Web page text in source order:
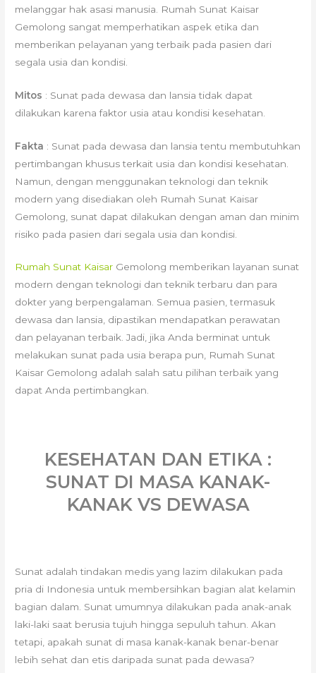
melanggar hak asasi manusia. Rumah Sunat Kaisar
Gemolong sangat memperhatikan aspek etika dan
memberikan pelayanan yang terbaik pada pasien dari
segala usia dan kondisi.
Mitos : Sunat pada dewasa dan lansia tidak dapat
dilakukan karena faktor usia atau kondisi kesehatan.
Fakta : Sunat pada dewasa dan lansia tentu membutuhkan
pertimbangan khusus terkait usia dan kondisi kesehatan.
Namun, dengan menggunakan teknologi dan teknik
modern yang disediakan oleh Rumah Sunat Kaisar
Gemolong, sunat dapat dilakukan dengan aman dan minim
risiko pada pasien dari segala usia dan kondisi.
Rumah Sunat Kaisar Gemolong memberikan layanan sunat
modern dengan teknologi dan teknik terbaru dan para
dokter yang berpengalaman. Semua pasien, termasuk
dewasa dan lansia, dipastikan mendapatkan perawatan
dan pelayanan terbaik. Jadi, jika Anda berminat untuk
melakukan sunat pada usia berapa pun, Rumah Sunat
Kaisar Gemolong adalah salah satu pilihan terbaik yang
dapat Anda pertimbangkan.
KESEHATAN DAN ETIKA :
SUNAT DI MASA KANAK-
KANAK VS DEWASA
Sunat adalah tindakan medis yang lazim dilakukan pada
pria di Indonesia untuk membersihkan bagian alat kelamin
bagian dalam. Sunat umumnya dilakukan pada anak-anak
laki-laki saat berusia tujuh hingga sepuluh tahun. Akan
tetapi, apakah sunat di masa kanak-kanak benar-benar
lebih sehat dan etis daripada sunat pada dewasa?